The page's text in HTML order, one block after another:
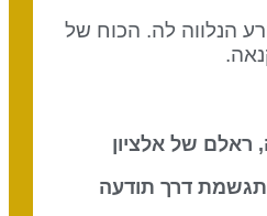
לה. הכוח של
ראלם של אלציון
דרך תודעה